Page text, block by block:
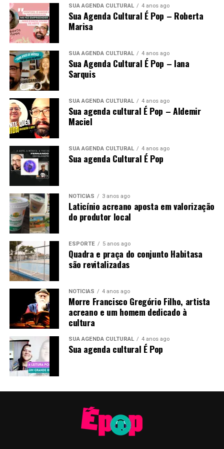
SUA AGENDA CULTURAL 4 anos ago
Sua Agenda Cultural É Pop – Roberta
Marisa
SUA AGENDA CULTURAL 4 anos ago
Sua Agenda Cultural É Pop – Iana
Sarquis
SUA AGENDA CULTURAL 4 anos ago
Sua agenda cultural É Pop – Aldemir
Maciel
SUA AGENDA CULTURAL 4 anos ago
Sua agenda Cultural É Pop
NOTÍCIAS 3 anos ago
Laticínio acreano aposta em valorização
do produtor local
ESPORTE 5 anos ago
Quadra e praça do conjunto Habitasa
são revitalizadas
NOTÍCIAS 4 anos ago
Morre Francisco Gregório Filho, artista
acreano e um homem dedicado à
cultura
SUA AGENDA CULTURAL 4 anos ago
Sua agenda cultural É Pop